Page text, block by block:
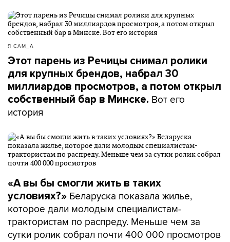
Я САМ_А
Этот парень из Речицы снимал ролики
для крупных брендов, набрал 30
миллиардов просмотров, а потом открыл
собственный бар в Минске. Вот его
история
«А вы бы смогли жить в таких
условиях?» Беларуска показала жилье,
которое дали молодым специалистам-
трактористам по распреду. Меньше чем за
сутки ролик собрал почти 400 000 просмотров